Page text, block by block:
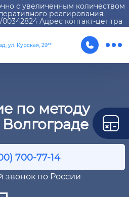
с увеличенным количеством
реагирования.
Адрес контакт-центра
ул. Курская, 29**
по методу
700-77-14
звонок по России